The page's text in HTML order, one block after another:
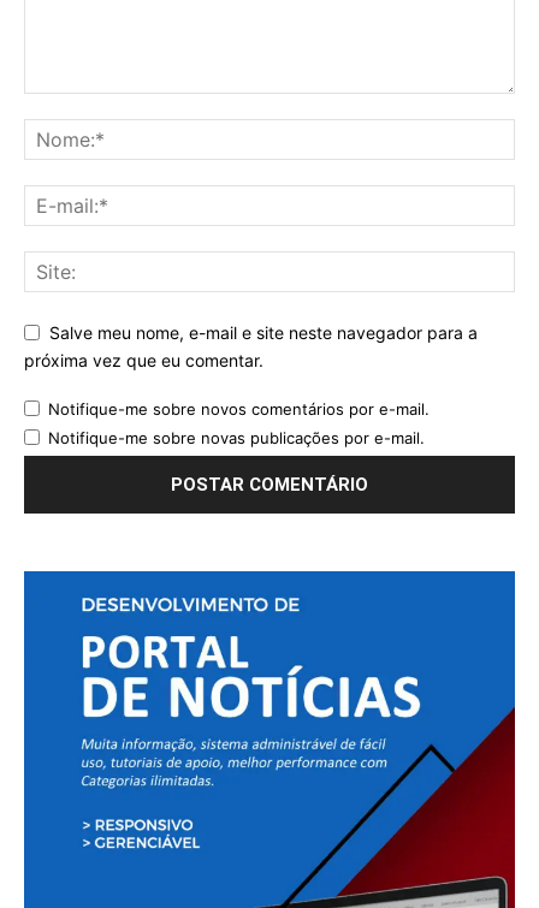
Salve meu nome, e-mail e site neste navegador para a
próxima vez que eu comentar.
Notifique-me sobre novos comentários por e-mail.
Notifique-me sobre novas publicações por e-mail.